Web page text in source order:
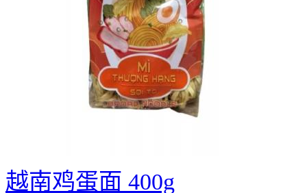
越南鸡蛋面 400g